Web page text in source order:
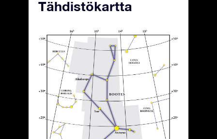
Tähdistökartta